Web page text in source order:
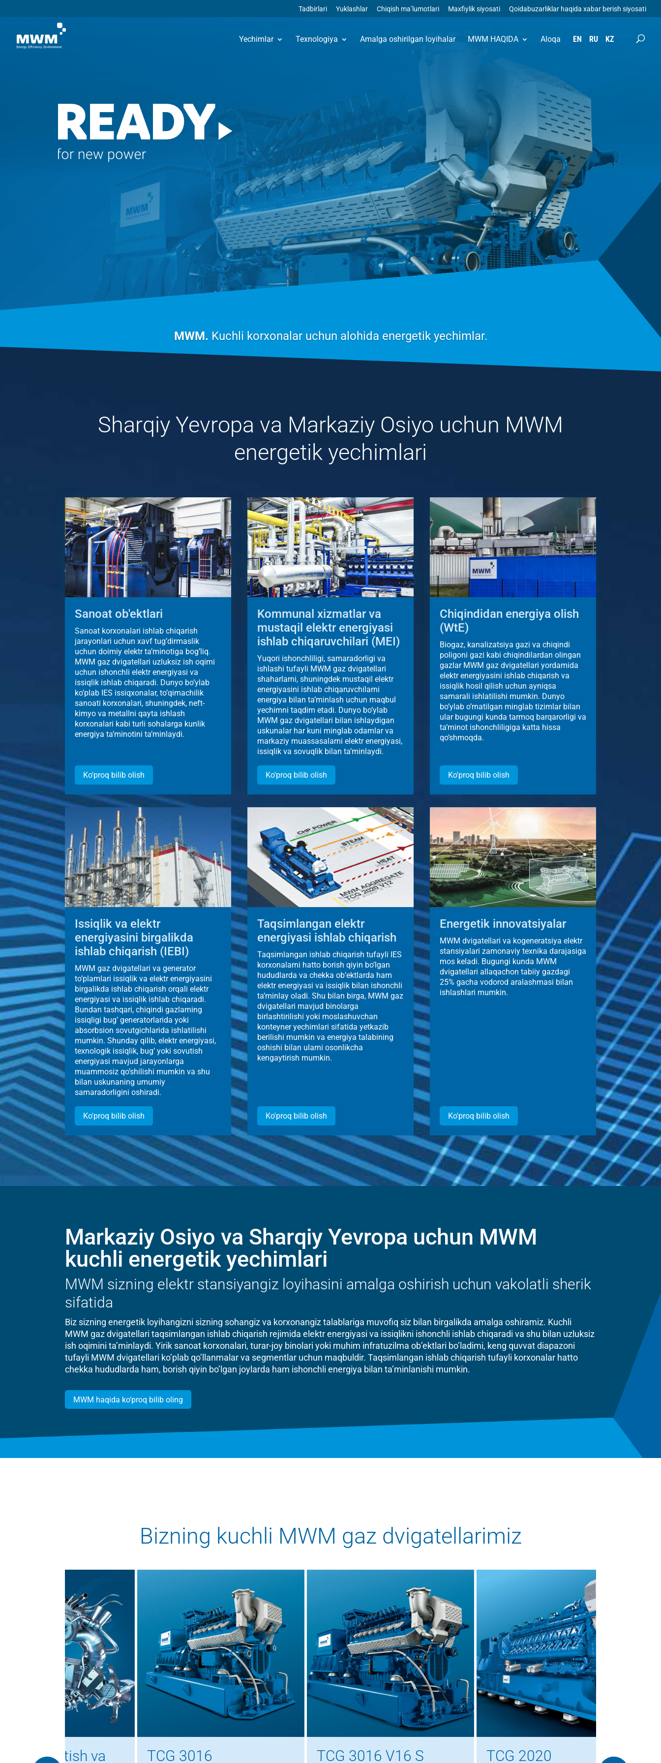
Tadbirlari Yuklashlar Chiqish ma’lumotlari Maxfiylik siyosati Qoidabuzarliklar haqida xabar berish siyosati
Yechimlar Texnologiya Amalga oshirilgan loyihalar MWM HAQIDA Aloqa EN RU KZ
MWM. Kuchli korxonalar uchun alohida energetik yechimlar.
Sharqiy Yevropa va Markaziy Osiyo uchun MWM
energetik yechimlari
Sanoat ob'ektlari
Sanoat korxonalari ishlab chiqarish
jarayonlari uchun xavf tug’dirmaslik
uchun doimiy elektr ta’minotiga bog’liq.
MWM gaz dvigatellari uzluksiz ish oqimi
uchun ishonchli elektr energiyasi va
issiqlik ishlab chiqaradi. Dunyo bo’ylab
ko’plab IES issiqxonalar, to’qimachilik
sanoati korxonalari, shuningdek, neft-
kimyo va metallni qayta ishlash
korxonalari kabi turli sohalarga kunlik
energiya ta’minotini ta’minlaydi.
Ko'proq bilib olish
Kommunal xizmatlar va
mustaqil elektr energiyasi
ishlab chiqaruvchilari (MEI)
Yuqori ishonchliligi, samaradorligi va
ishlashi tufayli MWM gaz dvigatellari
shaharlarni, shuningdek mustaqil elektr
energiyasini ishlab chiqaruvchilarni
energiya bilan ta’minlash uchun maqbul
yechimni taqdim etadi. Dunyo bo’ylab
MWM gaz dvigatellari bilan ishlaydigan
uskunalar har kuni minglab odamlar va
markaziy muassasalarni elektr energiyasi,
issiqlik va sovuqlik bilan ta’minlaydi.
Ko'proq bilib olish
Chiqindidan energiya olish
(WtE)
Biogaz, kanalizatsiya gazi va chiqindi
poligoni gazi kabi chiqindilardan olingan
gazlar MWM gaz dvigatellari yordamida
elektr energiyasini ishlab chiqarish va
issiqlik hosil qilish uchun ayniqsa
samarali ishlatilishi mumkin. Dunyo
bo’ylab o’rnatilgan minglab tizimlar bilan
ular bugungi kunda tarmoq barqarorligi va
ta’minot ishonchliligiga katta hissa
qo’shmoqda.
Ko'proq bilib olish
Issiqlik va elektr
energiyasini birgalikda
ishlab chiqarish (IEBI)
MWM gaz dvigatellari va generator
to’plamlari issiqlik va elektr energiyasini
birgalikda ishlab chiqarish orqali elektr
energiyasi va issiqlik ishlab chiqaradi.
Bundan tashqari, chiqindi gazlarning
issiqligi bug’ generatorlarida yoki
absorbsion sovutgichlarida ishlatilishi
mumkin. Shunday qilib, elektr energiyasi,
texnologik issiqlik, bug’ yoki sovutish
energiyasi mavjud jarayonlarga
muammosiz qo’shilishi mumkin va shu
bilan uskunaning umumiy
samaradorligini oshiradi.
Ko'proq bilib olish
Taqsimlangan elektr
energiyasi ishlab chiqarish
Taqsimlangan ishlab chiqarish tufayli IES
korxonalarni hatto borish qiyin bo’lgan
hududlarda va chekka ob’ektlarda ham
elektr energiyasi va issiqlik bilan ishonchli
ta’minlay oladi. Shu bilan birga, MWM gaz
dvigatellari mavjud binolarga
birlashtirilishi yoki moslashuvchan
konteyner yechimlari sifatida yetkazib
berilishi mumkin va energiya talabining
oshishi bilan ularni osonlikcha
kengaytirish mumkin.
Ko'proq bilib olish
Energetik innovatsiyalar
MWM dvigatellari va kogeneratsiya elektr
stansiyalari zamonaviy texnika darajasiga
mos keladi. Bugungi kunda MWM
dvigatellari allaqachon tabiiy gazdagi
25% gacha vodorod aralashmasi bilan
ishlashlari mumkin.
Ko'proq bilib olish
Markaziy Osiyo va Sharqiy Yevropa uchun MWM
kuchli energetik yechimlari
MWM sizning elektr stansiyangiz loyihasini amalga oshirish uchun vakolatli sherik
sifatida
Biz sizning energetik loyihangizni sizning sohangiz va korxonangiz talablariga muvofiq siz bilan birgalikda amalga oshiramiz. Kuchli
MWM gaz dvigatellari taqsimlangan ishlab chiqarish rejimida elektr energiyasi va issiqlikni ishonchli ishlab chiqaradi va shu bilan uzluksiz
ish oqimini ta’minlaydi. Yirik sanoat korxonalari, turar-joy binolari yoki muhim infratuzilma ob’ektlari bo’ladimi, keng quvvat diapazoni
tufayli MWM dvigatellari ko’plab qo’llanmalar va segmentlar uchun maqbuldir. Taqsimlangan ishlab chiqarish tufayli korxonalar hatto
chekka hududlarda ham, borish qiyin bo’lgan joylarda ham ishonchli energiya bilan ta’minlanishi mumkin.
MWM haqida ko‘proq bilib oling
Bizning kuchli MWM gaz dvigatellarimiz
va TCG 3016 TCG 3016 V16 S TCG 2020 TCG 3020